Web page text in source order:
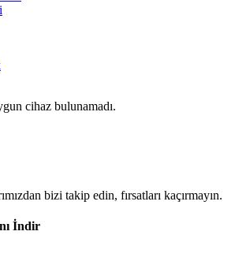
cihaz bulunamadı.
bizi takip edin, fırsatları kaçırmayın.
İndir